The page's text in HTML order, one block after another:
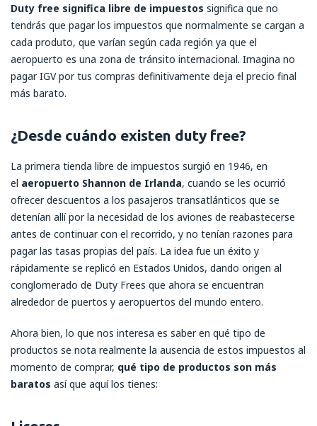
Duty free significa libre de impuestos significa que no
tendrás que pagar los impuestos que normalmente se cargan a
cada produto, que varían según cada región ya que el
aeropuerto es una zona de tránsito internacional. Imagina no
pagar IGV por tus compras definitivamente deja el precio final
más barato.
¿Desde cuándo existen duty free?
La primera tienda libre de impuestos surgió en 1946, en
el aeropuerto Shannon de Irlanda, cuando se les ocurrió
ofrecer descuentos a los pasajeros transatlánticos que se
detenían allí por la necesidad de los aviones de reabastecerse
antes de continuar con el recorrido, y no tenían razones para
pagar las tasas propias del país. La idea fue un éxito y
rápidamente se replicó en Estados Unidos, dando origen al
conglomerado de Duty Frees que ahora se encuentran
alrededor de puertos y aeropuertos del mundo entero.
Ahora bien, lo que nos interesa es saber en qué tipo de
productos se nota realmente la ausencia de estos impuestos al
momento de comprar, qué tipo de productos son más
baratos así que aquí los tienes: